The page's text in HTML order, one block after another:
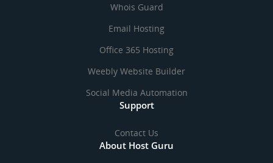
Whois Guard
Email Hosting
Office 365 Hosting
Weebly Website Builder
Social Media Automation
Support
Contact Us
About Host Guru